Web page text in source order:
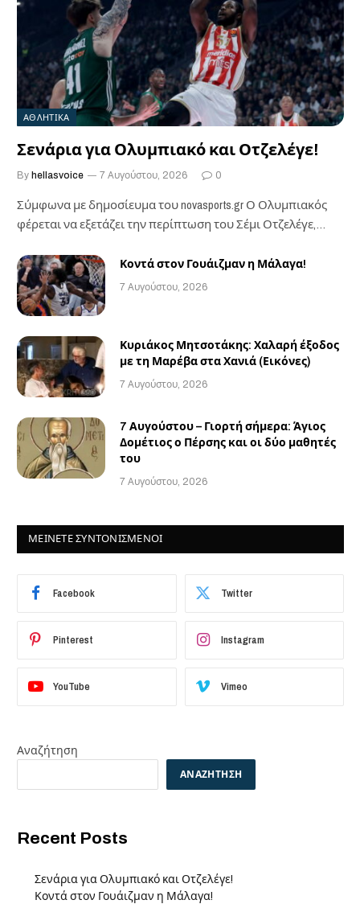
ΑΘΛΗΤΙΚΑ
Σενάρια για Ολυμπιακό και Οτζελέγε!
By hellasvoice 7 Αυγούστου, 2026 0
Σύμφωνα με δημοσίευμα του novasports.gr Ο Ολυμπιακός
φέρεται να εξετάζει την περίπτωση του Σέμι Οτζελέγε,…
Κοντά στον Γουάιζμαν η Μάλαγα!
7 Αυγούστου, 2026
Κυριάκος Μητσοτάκης: Χαλαρή έξοδος
με τη Μαρέβα στα Χανιά (Εικόνες)
7 Αυγούστου, 2026
7 Αυγούστου – Γιορτή σήμερα: Άγιος
Δομέτιος ο Πέρσης και οι δύο μαθητές
του
7 Αυγούστου, 2026
ΜΕΙΝΕΤΕ ΣΥΝΤΟΝΙΣΜΕΝΟΙ
Facebook Twitter
Pinterest Instagram
YouTube Vimeo
Αναζήτηση
ΑΝΑΖΉΤΗΣΗ
Recent Posts
Σενάρια για Ολυμπιακό και Οτζελέγε!
Κοντά στον Γουάιζμαν η Μάλαγα!